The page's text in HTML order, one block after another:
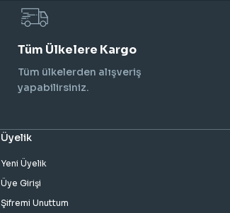
Tüm Ülkelere Kargo
Tüm ülkelerden alışveriş
yapabilirsiniz.
Üyelik
Yeni Üyelik
Üye Girişi
Şifremi Unuttum